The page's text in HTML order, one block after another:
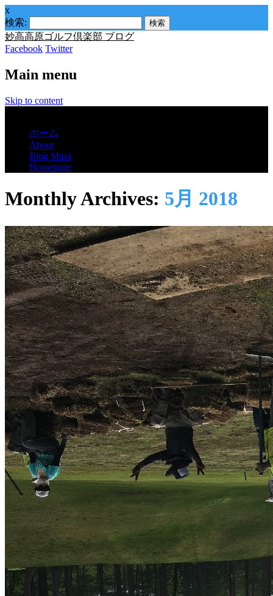
x
検索:
妙高高原ゴルフ倶楽部 ブログ
Facebook Twitter
Main menu
Skip to content
ホーム
About
Blog Mura
Homepage
Monthly Archives: 5月 2018